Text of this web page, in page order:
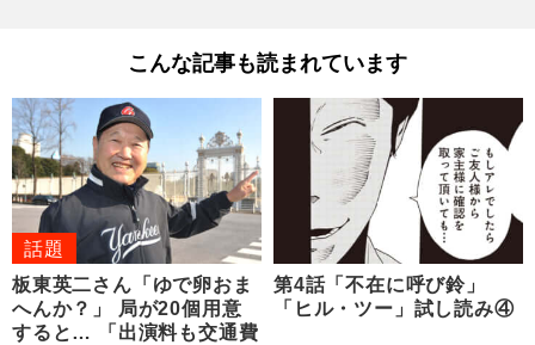
こんな記事も読まれています
話題
板東英二さん「ゆで卵おま
へんか？」 局が20個用意
すると… 「出演料も交通費
第4話「不在に呼び鈴」
「ヒル・ツー」試し読み④